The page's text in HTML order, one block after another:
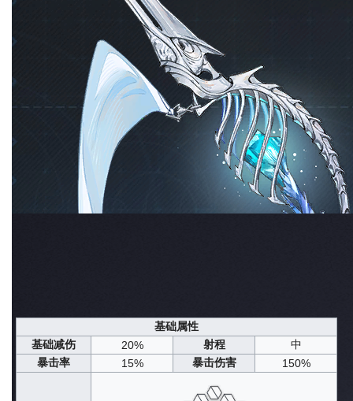
姓名（国际服）
Uni
姓名（日）
ユニ
尖锋
水
输出·元素区域
6星
斯奈菲尔
原型来源
基础属性
基础减伤
20% 射程
中
暴击率
15% 暴击伤害 150%